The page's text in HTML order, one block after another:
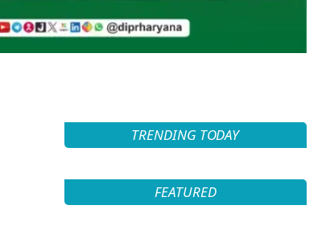
TRENDING TODAY
FEATURED